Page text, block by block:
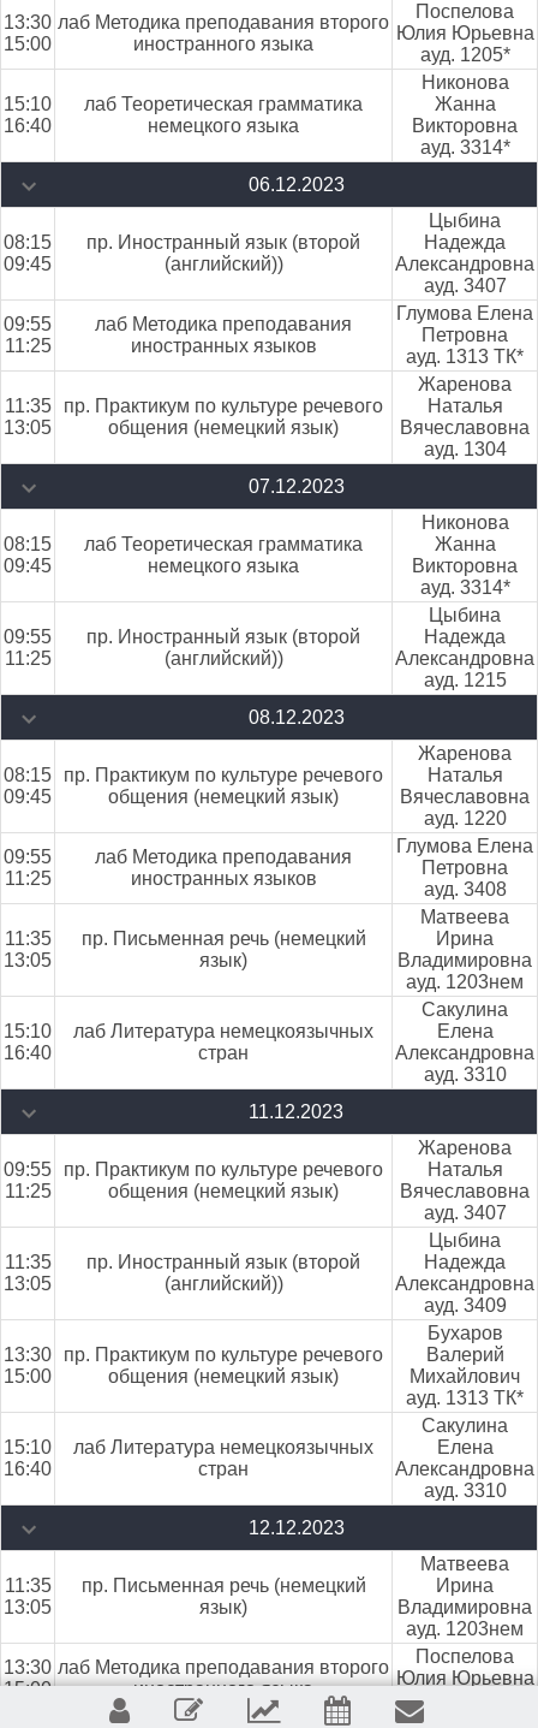
13:30
15:00
лаб Методика преподавания второго
иностранного языка
Поспелова
Юлия Юрьевна
ауд. 1205*
15:10
16:40
лаб Теоретическая грамматика
немецкого языка
Никонова
Жанна
Викторовна
ауд. 3314*
06.12.2023
08:15
09:45
пр. Иностранный язык (второй
(английский))
Цыбина
Надежда
Александровна
ауд. 3407
09:55
11:25
лаб Методика преподавания
иностранных языков
Глумова Елена
Петровна
ауд. 1313 ТК*
11:35
13:05
пр. Практикум по культуре речевого
общения (немецкий язык)
Жаренова
Наталья
Вячеславовна
ауд. 1304
07.12.2023
08:15
09:45
лаб Теоретическая грамматика
немецкого языка
Никонова
Жанна
Викторовна
ауд. 3314*
09:55
11:25
пр. Иностранный язык (второй
(английский))
Цыбина
Надежда
Александровна
ауд. 1215
08.12.2023
08:15
09:45
пр. Практикум по культуре речевого
общения (немецкий язык)
Жаренова
Наталья
Вячеславовна
ауд. 1220
09:55
11:25
лаб Методика преподавания
иностранных языков
Глумова Елена
Петровна
ауд. 3408
11:35
13:05
пр. Письменная речь (немецкий
язык)
Матвеева
Ирина
Владимировна
ауд. 1203нем
15:10
16:40
лаб Литература немецкоязычных
стран
Сакулина
Елена
Александровна
ауд. 3310
11.12.2023
09:55
11:25
пр. Практикум по культуре речевого
общения (немецкий язык)
Жаренова
Наталья
Вячеславовна
ауд. 3407
11:35
13:05
пр. Иностранный язык (второй
(английский))
Цыбина
Надежда
Александровна
ауд. 3409
13:30
15:00
пр. Практикум по культуре речевого
общения (немецкий язык)
Бухаров
Валерий
Михайлович
ауд. 1313 ТК*
15:10
16:40
лаб Литература немецкоязычных
стран
Сакулина
Елена
Александровна
ауд. 3310
12.12.2023
11:35
13:05
пр. Письменная речь (немецкий
язык)
Матвеева
Ирина
Владимировна
ауд. 1203нем
13:30
15:00
лаб Методика преподавания второго
иностранного языка
Поспелова
Юлия Юрьевна
ауд. 1205*